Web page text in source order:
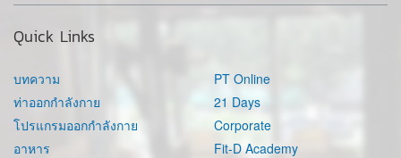
Quick Links
บทความ
ท่าออกกำลังกาย
โปรแกรมออกกำลังกาย
อาหาร
PT Online
21 Days
Corporate
Fit-D Academy